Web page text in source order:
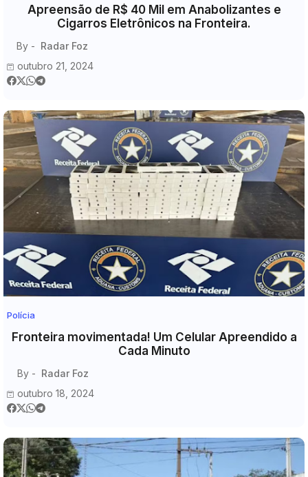
Apreensão de R$ 40 Mil em Anabolizantes e
Cigarros Eletrônicos na Fronteira.
By - Radar Foz
outubro 21, 2024
Polícia
Fronteira movimentada! Um Celular Apreendido a
Cada Minuto
By - Radar Foz
outubro 18, 2024